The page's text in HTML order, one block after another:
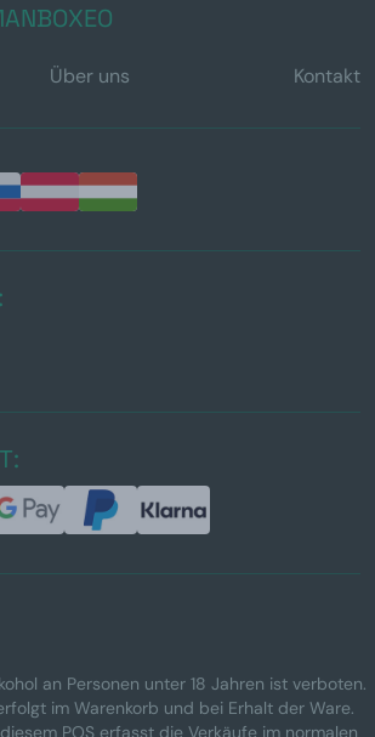
Über uns Kontakt
an Personen unter 18 Jahren ist verboten.
im Warenkorb und bei Erhalt der Ware.
POS erfasst die Verkäufe im normalen